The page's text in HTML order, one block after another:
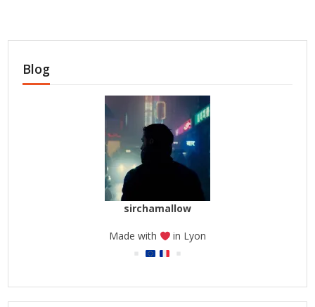
Blog
sirchamallow
Made with in Lyon